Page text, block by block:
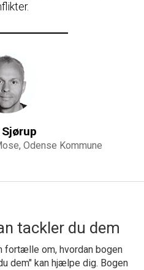
Sjørup
Odense Kommune
tackler du dem
fortælle om, hvordan bogen
dem" kan hjælpe dig. Bogen